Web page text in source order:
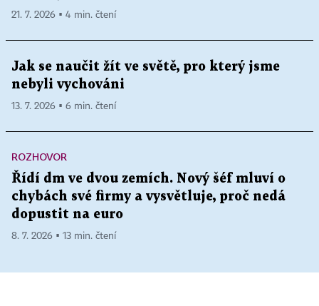
21. 7. 2026 ▪ 4 min. čtení
Jak se naučit žít ve světě, pro který jsme
nebyli vychováni
13. 7. 2026 ▪ 6 min. čtení
ROZHOVOR
Řídí dm ve dvou zemích. Nový šéf mluví o
chybách své firmy a vysvětluje, proč nedá
dopustit na euro
8. 7. 2026 ▪ 13 min. čtení